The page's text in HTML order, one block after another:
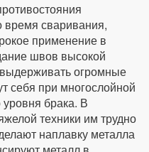
сваривания,
применение в
швов высокой
огромные
себя при многослойной
брака. В
техники им трудно
наплавку металла